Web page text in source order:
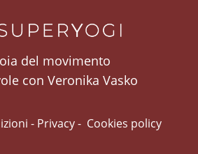
del movimento
con Veronika Vasko
- Privacy- Cookies policy